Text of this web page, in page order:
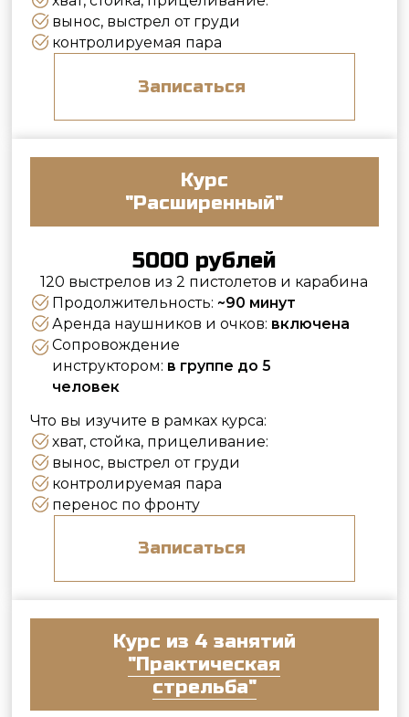
Продолжительность:~90 минут
Аренда наушников и очков:включена
Сопровождение
инструктором:в группе до 5
перенос по фронту
Записаться
Курс из 4 занятий
"Практическая
стрельба"
18000 рублей
4 занятия по 150 выстрелов из пистолета
Продолжительность:
4 занятия по 60
минут
Сопровождение
инструктором:индивидуально
Что вы изучите в рамках курса:
хват, стойка, прицеливание:
вынос, выстрел от груди
контролируемая пара
стрельба в движении
Записаться
Все цены указаны из расчета на 1 человека.